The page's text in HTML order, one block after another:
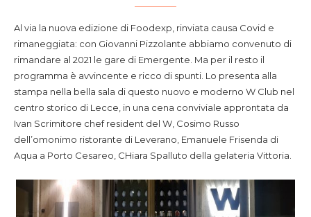
Al via la nuova edizione di Foodexp, rinviata causa Covid e
rimaneggiata: con Giovanni Pizzolante abbiamo convenuto di
rimandare al 2021 le gare di Emergente. Ma per il resto il
programma è avvincente e ricco di spunti. Lo presenta alla
stampa nella bella sala di questo nuovo e moderno W Club nel
centro storico di Lecce, in una cena conviviale approntata da
Ivan Scrimitore chef resident del W, Cosimo Russo
dell’omonimo ristorante di Leverano, Emanuele Frisenda di
Aqua a Porto Cesareo, CHiara Spalluto della gelateria Vittoria.